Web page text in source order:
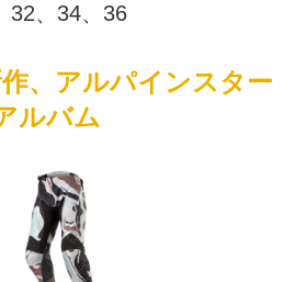
32、34、36
作、アルパインスター
ルバム